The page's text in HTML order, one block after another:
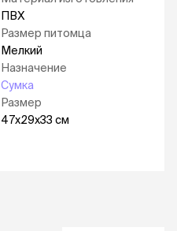
ПВХ
Размер питомца
Мелкий
Назначение
Сумка
Размер
47х29х33 см